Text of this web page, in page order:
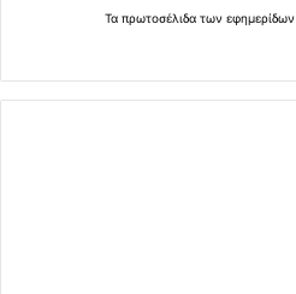
Τα πρωτοσέλιδα των εφημερίδων